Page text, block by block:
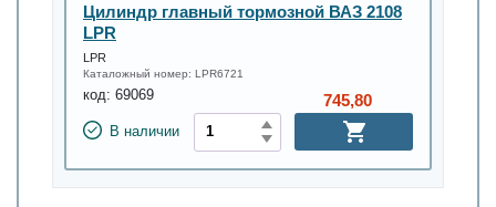
Цилиндр главный тормозной ВАЗ 2108
LPR
LPR
Каталожный номер: LPR6721
код: 69069
В наличии
745,80